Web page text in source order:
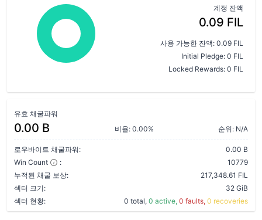
계정 잔액
0.09 FIL
사용 가능한 잔액: 0.09 FIL
Initial Pledge: 0 FIL
Locked Rewards: 0 FIL
유효 채굴파워
0.00 B 비율: 0.00% 순위: N/A
로우바이트 채굴파워:
0.00 B
Win Count
:
10779
누적된 채굴 보상:
217,348.61 FIL
섹터 크기:
32 GiB
섹터 현황:
0 total, 0 active, 0 faults, 0 recoveries